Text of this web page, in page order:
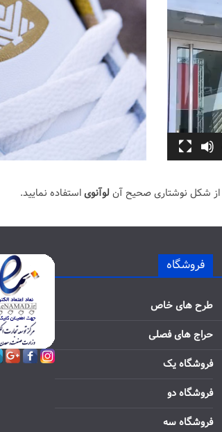
از شکل نوشتاری صحیح آن لوآنویاستفاده نمایید.
فروشگاه
طرح های خاص
حراج های فصلی
فروشگاه یک
فروشگاه دو
فروشگاه سه